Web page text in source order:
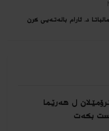
د. ئارام بالەتەیی کرن
ل هەرێما
بكەت